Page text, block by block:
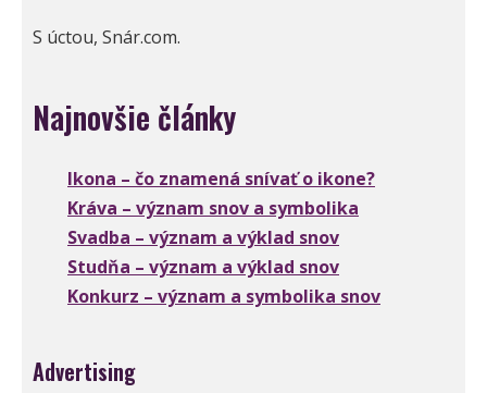
S úctou, Snár.com.
Najnovšie články
Ikona – čo znamená snívať o ikone?
Kráva – význam snov a symbolika
Svadba – význam a výklad snov
Studňa – význam a výklad snov
Konkurz – význam a symbolika snov
Advertising